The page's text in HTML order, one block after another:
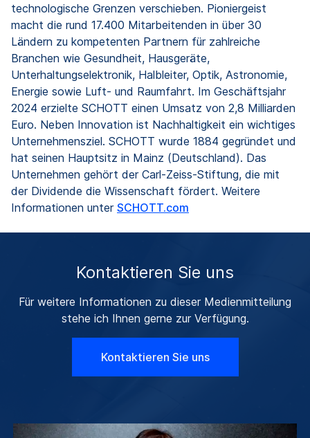
technologische Grenzen verschieben. Pioniergeist
macht die rund 17.400 Mitarbeitenden in über 30
Ländern zu kompetenten Partnern für zahlreiche
Branchen wie Gesundheit, Hausgeräte,
Unterhaltungselektronik, Halbleiter, Optik, Astronomie,
Energie sowie Luft- und Raumfahrt. Im Geschäftsjahr
2024 erzielte SCHOTT einen Umsatz von 2,8 Milliarden
Euro. Neben Innovation ist Nachhaltigkeit ein wichtiges
Unternehmensziel. SCHOTT wurde 1884 gegründet und
hat seinen Hauptsitz in Mainz (Deutschland). Das
Unternehmen gehört der Carl-Zeiss-Stiftung, die mit
der Dividende die Wissenschaft fördert. Weitere
Informationen unter SCHOTT.com
Kontaktieren Sie uns
Für weitere Informationen zu dieser Medienmitteilung
stehe ich Ihnen gerne zur Verfügung.
Kontaktieren Sie uns